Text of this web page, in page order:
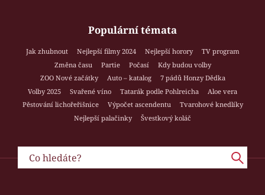
Populární témata
Jak zhubnout Nejlepší filmy 2024 Nejlepší horory
TV program
Změna času
Partie Počasí
Kdy budou volby
ZOO Nové začátky
Auto – katalog
7 pádů Honzy Dědka
Volby 2025
Svařené víno Tatarák podle Pohlreicha
Aloe vera
Pěstování lichořeřišnice
Výpočet ascendentu
Tvarohové knedlíky
Nejlepší palačinky
Švestkový koláč